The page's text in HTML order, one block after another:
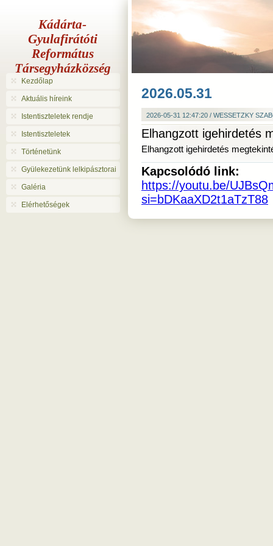
Kádárta-
Gyulafirátóti
Református
Társegyházközség
Kezdőlap
Aktuális híreink
Istentiszteletek rendje
Istentiszteletek
Történetünk
Gyülekezetünk lelkipásztorai
Galéria
Elérhetőségek
2026.05.31
2026-05-31 12:47:20 / WESSETZKY
Elhangzott igehirdetés
Elhangzott igehirdetés
Kapcsolódó link:
https://youtu.be/
si=bDKaaXD2t1aTzT88